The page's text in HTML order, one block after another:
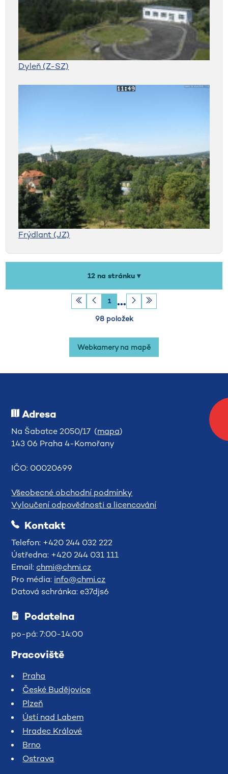
Dyleň (Z-SZ)
Frýdlant (JZ)
12 na stránku ▾
1
98 položek
Webkamery na mapě
Adresa
Na Šabatce 2050/17 (mapa)
143 06 Praha 4-Komořany
IČO: 00020699
Všeobecné obchodní podmínky
Vyloučení odpovědnosti a licencování
Kontakt
Telefon: +420 244 032 222
Ústředna: +420 244 031 111
Email: chmi@chmi.cz
Pro média: info@chmi.cz
Datová schránka: e37djs6
Podatelna
po-pá: 7:00-14:00
Pracoviště
Praha
České Budějovice
Plzeň
Ústí nad Labem
Hradec Králové
Brno
Ostrava